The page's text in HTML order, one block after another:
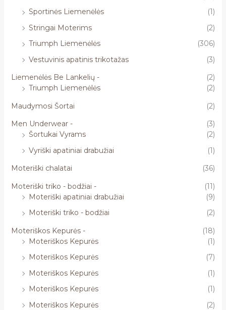
Sportinės Liemenėlės
(1)
Stringai Moterims
(2)
Triumph Liemenėlės
(306)
Vestuvinis apatinis trikotažas
(3)
Liemenėlės Be Lankelių -
(2)
Triumph Liemenėlės
(2)
Maudymosi Šortai
(2)
Men Underwear -
(3)
Šortukai Vyrams
(2)
Vyriški apatiniai drabužiai
(1)
Moteriški chalatai
(36)
Moteriški triko - bodžiai -
(11)
Moteriški apatiniai drabužiai
(9)
Moteriški triko - bodžiai
(2)
Moteriškos Kepurės -
(18)
Moteriškos Kepurės
(1)
Moteriškos Kepurės
(7)
Moteriškos Kepurės
(1)
Moteriškos Kepurės
(1)
Moteriškos Kepurės
(2)